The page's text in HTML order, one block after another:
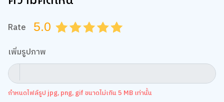
Rate 5.0 4.5
4.0
3.5
3.0
2.5
2.0
1.5
1.0
0.5
เพิ่มรูปภาพ
กำหนดไฟล์รูป jpg, png, gif ขนาดไม่เกิน 5 MB เท่านั้น